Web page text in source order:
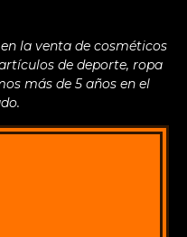
la venta de cosméticos
de deporte, ropa
más de 5 años en el